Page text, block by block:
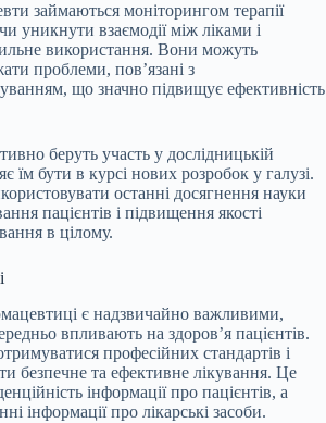
займаються моніторингом терапії
уникнути взаємодії між ліками і
використання. Вони можуть
проблеми, пов’язані з
що значно підвищує ефективність
беруть участь у дослідницькій
їм бути в курсі нових розробок у галузі.
останні досягнення науки
пацієнтів і підвищення якості
в цілому.
є надзвичайно важливими,
впливають на здоров’я пацієнтів.
професійних стандартів і
безпечне та ефективне лікування. Це
інформації про пацієнтів, а
інформації про лікарські засоби.